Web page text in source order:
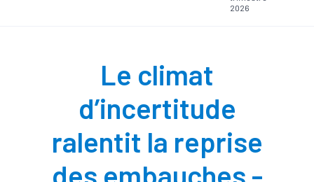
2026
Le climat
d’incertitude
ralentit la reprise
des embauches -